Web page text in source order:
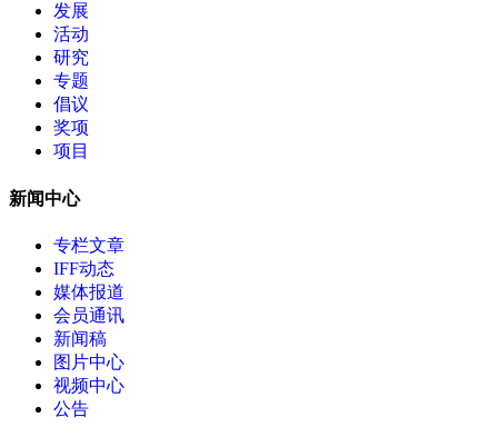
发展
活动
研究
专题
倡议
奖项
项目
新闻中心
专栏文章
IFF动态
媒体报道
会员通讯
新闻稿
图片中心
视频中心
公告